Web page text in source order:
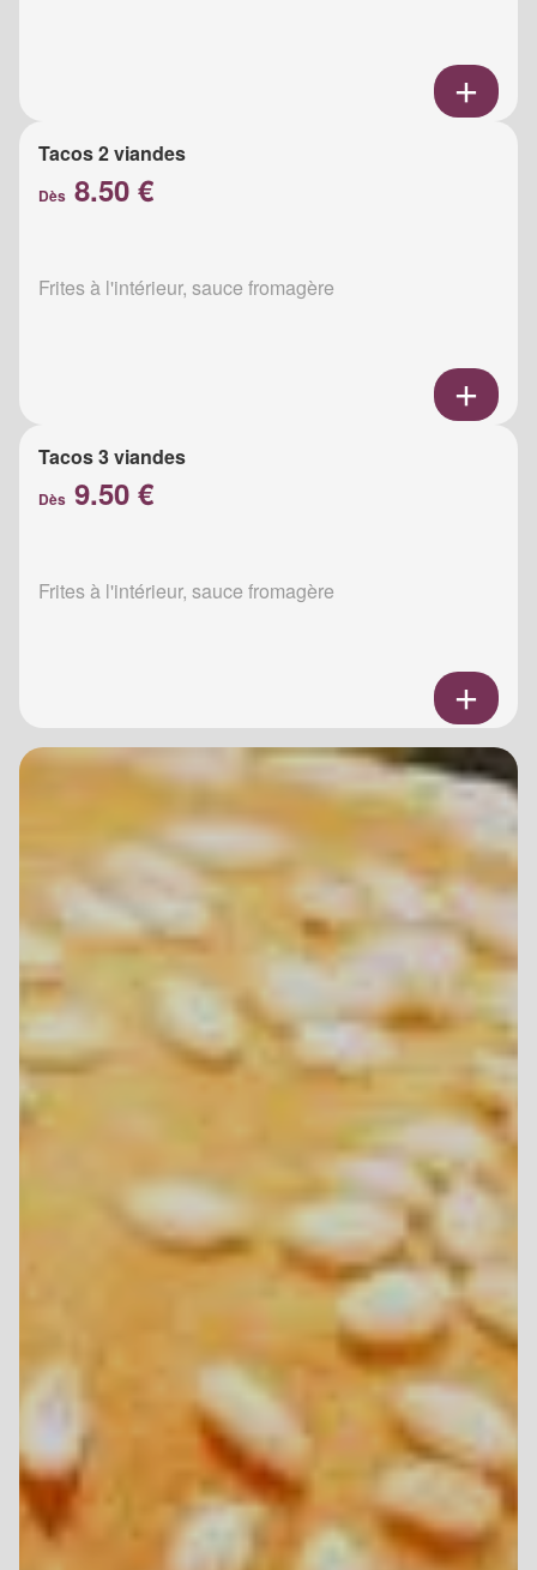
Tacos 2 viandes
Dès 8.50 €
Frites à l'intérieur, sauce fromagère
Tacos 3 viandes
Dès 9.50 €
Frites à l'intérieur, sauce fromagère